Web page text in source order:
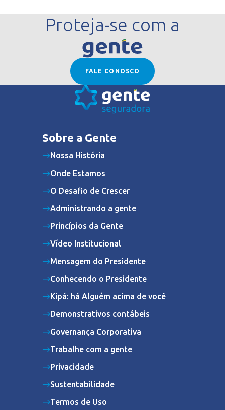
Proteja-se com a
FALE CONOSCO
Sobre a Gente
Nossa História
Onde Estamos
O Desafio de Crescer
Administrando a gente
Princípios da Gente
Vídeo Institucional
Mensagem do Presidente
Conhecendo o Presidente
Kipá: há Alguém acima de você
Demonstrativos contábeis
Governança Corporativa
Trabalhe com a gente
Privacidade
Sustentabilidade
Termos de Uso